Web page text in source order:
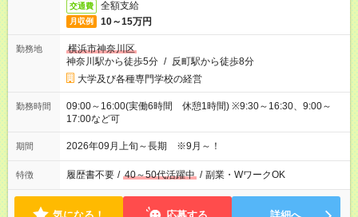
交通費 全額支給
月収例 10～15万円
勤務地
横浜市神奈川区
神奈川駅から徒歩5分 / 反町駅から徒歩8分
大学及び各種専門学校の経営
勤務時間
09:00～16:00(実働6時間 休憩1時間) ※9:30～16:30、9:00～
17:00など可
期間 2026年09月上旬～長期 ※9月～！
特徴 履歴書不要 / 40～50代活躍中 / 副業・WワークOK